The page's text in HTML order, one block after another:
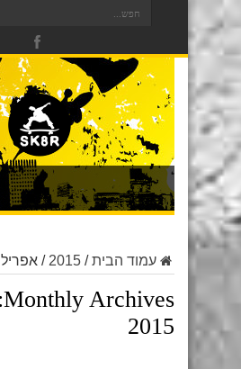
עמוד הבית/
2015
/ אפריל
Monthly Archives:
2015